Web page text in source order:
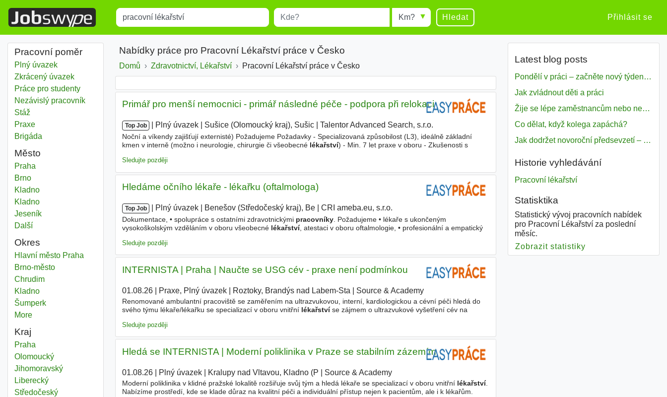
Title Místo Radius Hledat Přihlásit se
Pracovní poměr
Plný úvazek
Zkrácený úvazek
Práce pro studenty
Nezávislý pracovník
Stáž
Praxe
Brigáda
Město
Pracovní lékařství
Praha
Pracovní lékařství
Brno
Pracovní lékařství
Kladno
Pracovní lékařství
Kladno
Pracovní lékařství
Jeseník
Dalšíměsta
Okres
Pracovní lékařství
Hlavní město Praha
Pracovní lékařství
Brno-městoOkres
Pracovní lékařství
ChrudimOkres
Pracovní lékařství
KladnoOkres
Pracovní lékařství
ŠumperkOkres
Moredistricts
Kraj
Pracovní lékařství
Praha
Pracovní lékařství
OlomouckýKraj
Pracovní lékařství
JihomoravskýKraj
Pracovní lékařství
LibereckýKraj
Pracovní lékařství
StředočeskýKraj
Nabídky práce pro Pracovní Lékařství práce v Česko
Domů Zdravotnictví, Lékařství Pracovní Lékařství práce v Česko
Primář pro menší nemocnici - primář následné péče - podpora při relokaci
Top Job Plný úvazek Sušice (Olomoucký kraj), Sušic Talentor Advanced Search, s.r.o.
Noční a víkendy zajišťují externisté) Požadujeme Požadavky - Specializovaná způsobilost (L3), ideálně základní
kmen v interně (možno i neurologie, chirurgie či všeobecné lékařství) - Min. 7 let praxe v oboru - Zkušenosti s
Sledujte později
Hledáme očního lékaře - lékařku (oftalmologa)
Top Job Plný úvazek Benešov (Středočeský kraj), Be CRI ameba.eu, s.r.o.
Dokumentace, • spolupráce s ostatními zdravotnickými pracovníky. Požadujeme • lékaře s ukončeným
vysokoškolským vzděláním v oboru všeobecné lékařství, atestaci v oboru oftalmologie, • profesionální a empatický
Sledujte později
INTERNISTA | Praha | Naučte se USG cév - praxe není podmínkou
01.08.26| Praxe, Plný úvazek| Roztoky, Brandýs nad Labem-Sta Source & Academy|
Renomované ambulantní pracoviště se zaměřením na ultrazvukovou, interní, kardiologickou a cévní péči hledá do
svého týmu lékaře/lékařku se specializací v oboru vnitřní lékařstvíse zájmem o ultrazvukové vyšetření cév na
Sledujte později
Hledá se INTERNISTA | Moderní poliklinika v Praze se stabilním zázemím
01.08.26| Plný úvazek| Kralupy nad Vltavou, Kladno (P Source & Academy|
Moderní poliklinika v klidné pražské lokalitě rozšiřuje svůj tým a hledá lékaře se specializací v oboru vnitřní lékařství.
Nabízíme prostředí, kde se klade důraz na kvalitní péči a individuální přístup nejen k pacientům, ale i k lékařům.
Latest blog posts
Pondělí v práci – začněte nový týden s motivací
Jak zvládnout děti a práci
Žije se lépe zaměstnancům nebo nezavislým pracovníkům
Co dělat, když kolega zapáchá?
Jak dodržet novoroční předsevzetí – naše tipy pro dobrý začátek roku 2018
Historie vyhledávání
Pracovní lékařství
Statisktika
Statistický vývoj pracovních nabídek
pro Pracovní Lékařství za poslední
měsíc.
Zobrazit statistiky